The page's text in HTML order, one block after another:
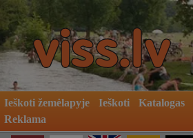
Ieškoti žemėlapyje Ieškoti Katalogas
Reklama